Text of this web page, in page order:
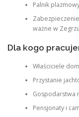
Palnik
ważne w
Dla kogo
Właściciele
Przystanie
Gospodarstwa
Pensjonaty i